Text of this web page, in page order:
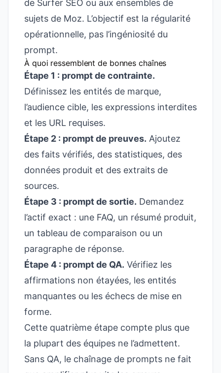
de Surfer SEO ou aux ensembles de
sujets de Moz. L’objectif est la régularité
opérationnelle, pas l’ingéniosité du
prompt.
À quoi ressemblent de bonnes chaînes
Étape 1 : prompt de contrainte.
Définissez les entités de marque,
l’audience cible, les expressions interdites
et les URL requises.
Étape 2 : prompt de preuves. Ajoutez
des faits vérifiés, des statistiques, des
données produit et des extraits de
sources.
Étape 3 : prompt de sortie. Demandez
l’actif exact : une FAQ, un résumé produit,
un tableau de comparaison ou un
paragraphe de réponse.
Étape 4 : prompt de QA. Vérifiez les
affirmations non étayées, les entités
manquantes ou les échecs de mise en
forme.
Cette quatrième étape compte plus que
la plupart des équipes ne l’admettent.
Sans QA, le chaînage de prompts ne fait